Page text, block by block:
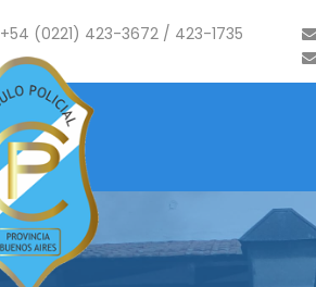
+54 (0221) 423-3672 / 423-1735